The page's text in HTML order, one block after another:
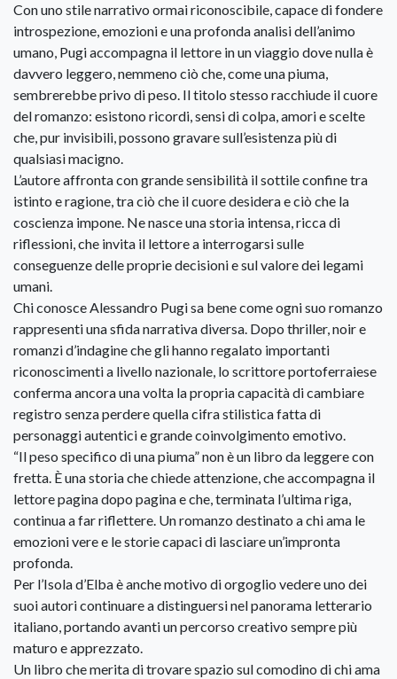
Con uno stile narrativo ormai riconoscibile, capace di fondere
introspezione, emozioni e una profonda analisi dell’animo
umano, Pugi accompagna il lettore in un viaggio dove nulla è
davvero leggero, nemmeno ciò che, come una piuma,
sembrerebbe privo di peso. Il titolo stesso racchiude il cuore
del romanzo: esistono ricordi, sensi di colpa, amori e scelte
che, pur invisibili, possono gravare sull’esistenza più di
qualsiasi macigno.
L’autore affronta con grande sensibilità il sottile confine tra
istinto e ragione, tra ciò che il cuore desidera e ciò che la
coscienza impone. Ne nasce una storia intensa, ricca di
riflessioni, che invita il lettore a interrogarsi sulle
conseguenze delle proprie decisioni e sul valore dei legami
umani.
Chi conosce Alessandro Pugi sa bene come ogni suo romanzo
rappresenti una sfida narrativa diversa. Dopo thriller, noir e
romanzi d’indagine che gli hanno regalato importanti
riconoscimenti a livello nazionale, lo scrittore portoferraiese
conferma ancora una volta la propria capacità di cambiare
registro senza perdere quella cifra stilistica fatta di
personaggi autentici e grande coinvolgimento emotivo.
“Il peso specifico di una piuma” non è un libro da leggere con
fretta. È una storia che chiede attenzione, che accompagna il
lettore pagina dopo pagina e che, terminata l’ultima riga,
continua a far riflettere. Un romanzo destinato a chi ama le
emozioni vere e le storie capaci di lasciare un’impronta
profonda.
Per l’Isola d’Elba è anche motivo di orgoglio vedere uno dei
suoi autori continuare a distinguersi nel panorama letterario
italiano, portando avanti un percorso creativo sempre più
maturo e apprezzato.
Un libro che merita di trovare spazio sul comodino di chi ama